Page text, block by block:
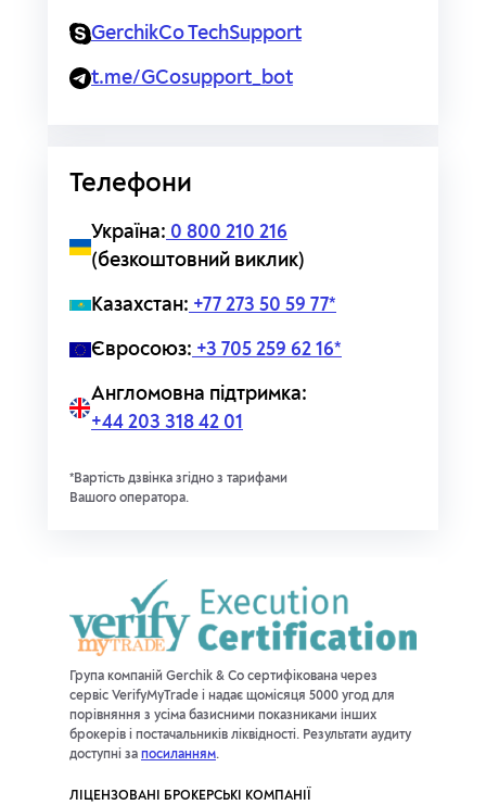
GerchikCo TechSupport
t.me/GCosupport_bot
Телефони
Україна: 0 800 210 216
(безкоштовний виклик)
Казахстан: +77 273 50 59 77*
Євросоюз: +3 705 259 62 16*
Англомовна підтримка:
+44 203 318 42 01
*Вартість дзвінка згідно з тарифами
Вашого оператора.
Група компаній Gerchik & Co сертифікована через
сервіс VerifyMyTrade і надає щомісяця 5000 угод для
порівняння з усіма базисними показниками інших
брокерів і постачальників ліквідності. Результати аудиту
доступні за посиланням.
ЛІЦЕНЗОВАНІ БРОКЕРСЬКІ КОМПАНІЇ